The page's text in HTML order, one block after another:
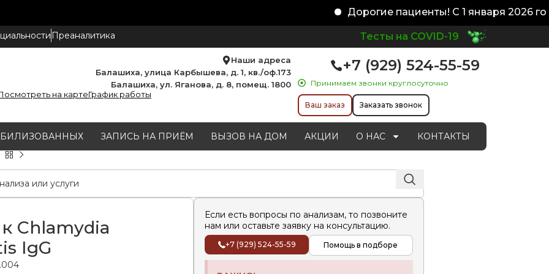
Дорогие пациенты! С 1 января 2026
Преаналитика Тесты на COVID-19
Наши адреса
Балашиха, улица Карбышева, д. 1, кв./оф.173
Балашиха, ул. Яганова, д. 8, помещ. 1800
на картеГрафик работы
+7 (929) 524-55-59
Принимаем звонки круглосуточно
Ваш заказ Заказать звонок
ЗАПИСЬ НА ПРИЁМ ВЫЗОВ НА ДОМ АКЦИИ О НАС
КОНТАКТЫ
Chlamydia
IgG
Если есть вопросы по анализам, то позвоните
нам или оставьте заявку на консультацию.
+7 (929) 524-55-59 Помощь в подборе